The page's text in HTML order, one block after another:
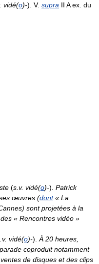
vidé(o)-). V. supra II A ex. du
(s.v. vidé(o)-). Patrick
œuvres (dont« La
sont projetées à la
« Rencontres vidéo »
vidé(o)-). À 20 heures,
coproduit notamment
de disques et des clips